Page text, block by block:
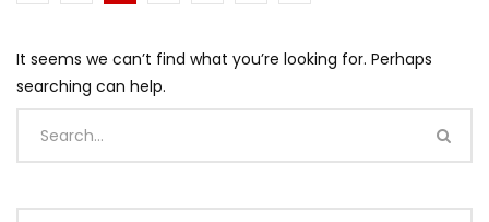
It seems we can’t find what you’re looking for. Perhaps
searching can help.